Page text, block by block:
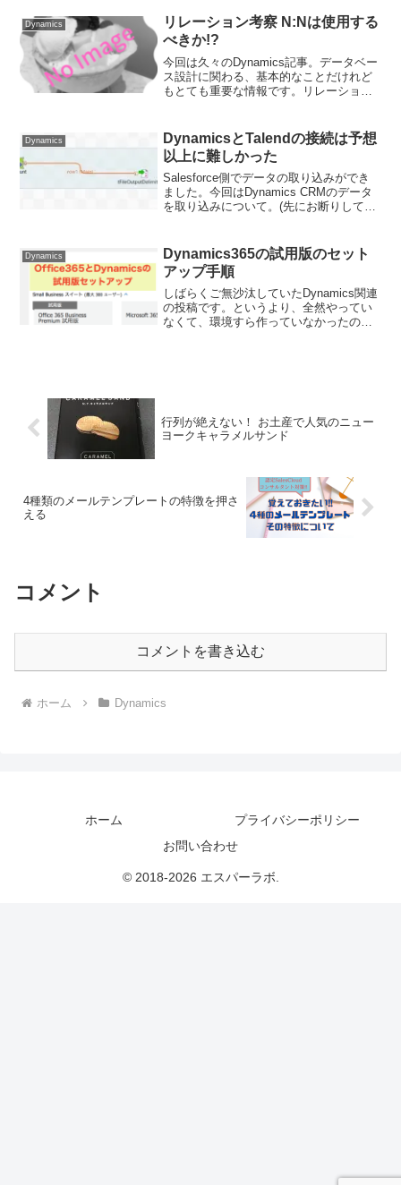
グインを登録させることはで...
Dynamics
リレーション考察 N:Nは使用する
べきか!?
今回は久々のDynamics記事。データベー
ス設計に関わる、基本的なことだけれど
もとても重要な情報です。リレーショナ
すが、データベース設計において、多対
多というのは...
Dynamics
DynamicsとTalendの接続は予想
以上に難しかった
Salesforce側でデータの取り込みができ
ました。今回はDynamics CRMのデータ
を取り込みについて。(先にお断りしてお
ち当たる「作り方は分かった、SFDCと...
Dynamics
Dynamics365の試用版のセット
アップ手順
しばらくご無沙汰していたDynamics関連
の投稿です。というより、全然やってい
なくて、環境すら作っていなかったので
行列が絶えない！ お土産で人気のニュー
ヨークキャラメルサンド
4種類のメールテンプレートの特徴を押さ
える
コメント
コメントを書き込む
ホーム Dynamics
ホーム
プライバシーポリシー
お問い合わせ
© 2018-2026 エスパーラボ.